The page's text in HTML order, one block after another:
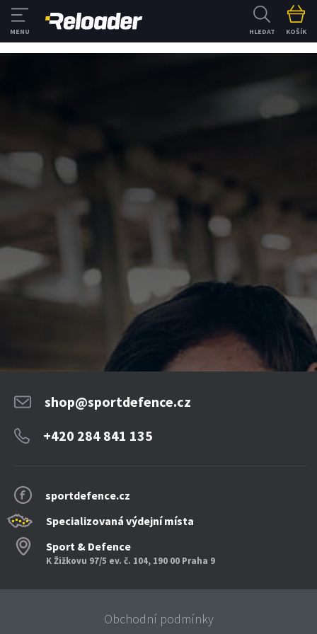
HLEDAT KOŠÍK
sportdefence.cz
Specializovaná výdejní místa
Sport & Defence
K Žižkovu 97/5 ev. č. 104, 190 00 Praha 9
shop@sportdefence.cz
+420 284 841 135
Obchodní podmínky